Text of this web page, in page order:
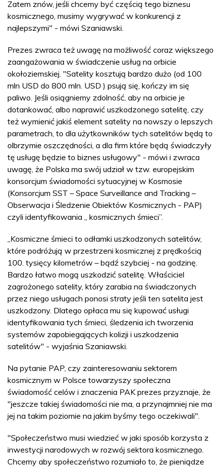
Zatem znów, jeśli chcemy być częścią tego biznesu
kosmicznego, musimy wygrywać w konkurencji z
najlepszymi" - mówi Szaniawski.
Prezes zwraca też uwagę na możliwość coraz większego
zaangażowania w świadczenie usług na orbicie
okołoziemskiej. "Satelity kosztują bardzo dużo (od 100
mln USD do 800 mln. USD ) psują się, kończy im się
paliwo. Jeśli osiągniemy zdolność, aby na orbicie je
dotankować, albo naprawić uszkodzonego satelitę, czy
też wymienić jakiś element satelity na nowszy o lepszych
parametrach, to dla użytkowników tych satelitów będą to
olbrzymie oszczędności, a dla firm które będą świadczyły
tę usługę będzie to biznes usługowy" - mówi i zwraca
uwagę, że Polska ma swój udział w tzw. europejskim
konsorcjum świadomości sytuacyjnej w Kosmosie
(Konsorcjum SST – Space Surveillance and Tracking –
Obserwacja i Śledzenie Obiektów Kosmicznych - PAP)
czyli identyfikowania „ kosmicznych śmieci”.
„Kosmiczne śmieci to odłamki uszkodzonych satelitów,
które podróżują w przestrzeni kosmicznej z prędkością
100. tysięcy kilometrów – bądź szybciej - na godzinę.
Bardzo łatwo mogą uszkodzić satelitę. Właściciel
zagrożonego satelity, który zarabia na świadczonych
przez niego usługach ponosi straty jeśli ten satelita jest
uszkodzony. Dlatego opłaca mu się kupować usługi
identyfikowania tych śmieci, śledzenia ich tworzenia
systemów zapobiegających kolizji i uszkodzenia
satelitów" - wyjaśnia Szaniawski.
Na pytanie PAP, czy zainteresowaniu sektorem
kosmicznym w Polsce towarzyszy społeczna
świadomość celów i znaczenia PAK prezes przyznaje, że
"jeszcze takiej świadomości nie ma, a przynajmniej nie ma
jej na takim poziomie na jakim byśmy tego oczekiwali".
"Społeczeństwo musi wiedzieć w jaki sposób korzysta z
inwestycji narodowych w rozwój sektora kosmicznego.
Chcemy aby społeczeństwo rozumiało to, że pieniądze